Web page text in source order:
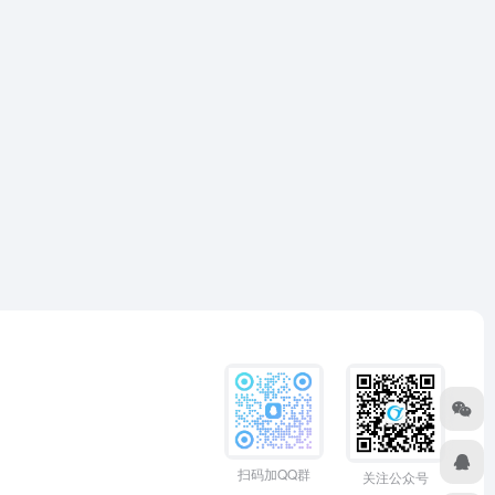
扫码加QQ群 关注公众号